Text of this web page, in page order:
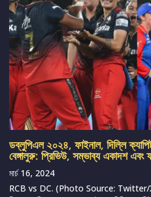
ডব্লুপিএল ২০২৪, ফাইনাল, দিল্লি
বেঙ্গালুরু: প্রিভিউ, সম্ভাব্য একাদশ এবং
মার্চ 16, 2024
RCB vs DC. (Photo Source: Twitter/X)